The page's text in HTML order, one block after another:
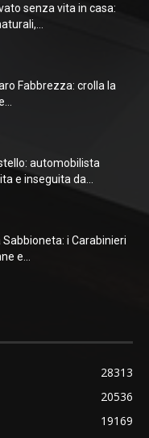
senza vita in casa:
Fabbrezza: crolla la
automobilista
e inseguita da...
i Carabinieri
e...
28313
20536
19169